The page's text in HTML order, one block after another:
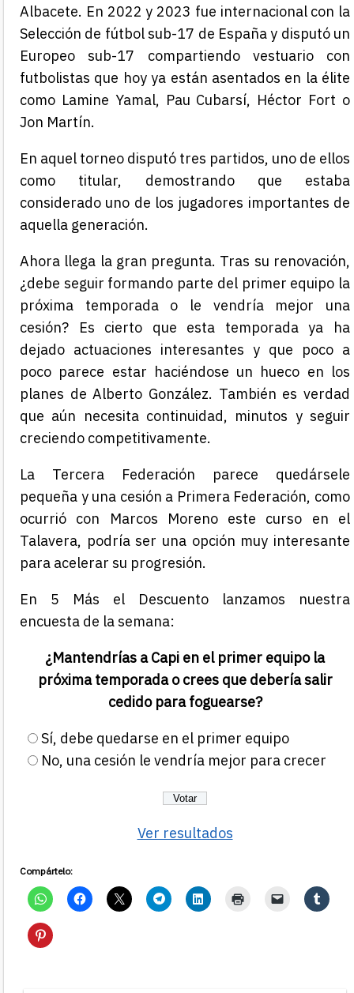
Albacete. En 2022 y 2023 fue internacional con la
Selección de fútbol sub-17 de Españay disputó un
Europeo sub-17 compartiendo vestuario con
futbolistas que hoy ya están asentados en la élite
como Lamine Yamal, Pau Cubarsí, Héctor Fort o
Jon Martín.
En aquel torneo disputó tres partidos, uno de ellos
como titular, demostrando que estaba
considerado uno de los jugadores importantes de
aquella generación.
Ahora llega la gran pregunta. Tras su renovación,
¿debe seguir formando parte del primer equipo la
próxima temporada o le vendría mejor una
cesión? Es cierto que esta temporada ya ha
dejado actuaciones interesantes y que poco a
poco parece estar haciéndose un hueco en los
planes de Alberto González. También es verdad
que aún necesita continuidad, minutos y seguir
creciendo competitivamente.
La Tercera Federación parece quedársele
pequeña y una cesión a Primera Federación, como
ocurrió con Marcos Moreno este curso en el
Talavera, podría ser una opción muy interesante
para acelerar su progresión.
En 5 Más el Descuento lanzamos nuestra
encuesta de la semana:
¿Mantendrías a Capi en el primer equipo la
próxima temporada o crees que debería salir
cedido para foguearse?
Sí, debe quedarse en el primer equipo
No, una cesión le vendría mejor para crecer
Ver resultados
Compártelo: